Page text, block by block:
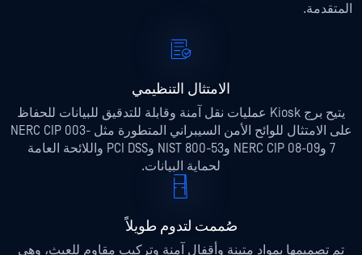
المتقدمة.
الامتثال التنظيمي
يتيح برج Kiosk عمليات نقل آمنة وقابلة للتدقيق للبيانات للحفاظ
على الامتثال للوائح الأمن السيبراني المتطورة مثل NERC CIP 003-
7 وNERC CIP 08-09 وNIST 800-53 وPCI DSS واللائحة العامة
لحماية البيانات.
صُممت لتدوم طويلاً
تم تصميمها بمواد متينة وأقفال آمنة وتركيب مقاوم للعبث، وهي